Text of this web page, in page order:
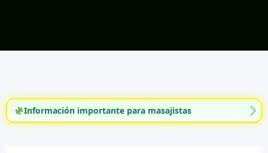
Información importante para masajistas